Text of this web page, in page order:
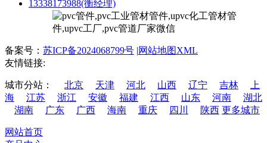
13338173988(衡经理)
备案号： 苏ICP备2024068799号 |网站地图XML
友情链接:
城市分站： 北京 天津 河北 山西 辽宁 吉林
上
海
江苏 浙江 安徽 福建 江西 山东 河南
湖北
湖南
广东 广西 海南 重庆 四川 陕西 更多城市
网站首页